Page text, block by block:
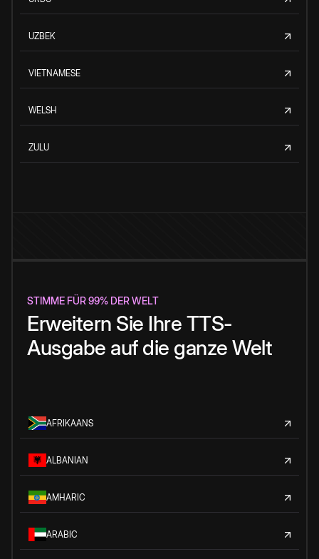
UZBEK
VIETNAMESE
WELSH
ZULU
STIMME FÜR 99% DER WELT
Erweitern Sie Ihre TTS-
Ausgabe auf die ganze Welt
AFRIKAANS
ALBANIAN
AMHARIC
ARABIC